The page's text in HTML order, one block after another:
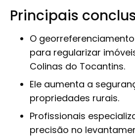
Principais
O
para regularizar
Colinas do Tocantins.
Ele aumenta a
propriedades rurais.
Profissionais
precisão no